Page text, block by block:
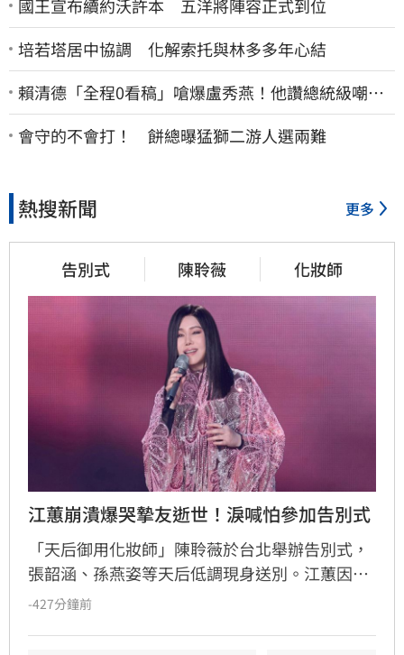
國王宣布續約沃許本 五洋將陣容正式到位
培若塔居中協調 化解索托與林多多年心結
賴清德「全程0看稿」嗆爆盧秀燕！他讚總統級嘲
諷：把8年總帳一次掀翻
會守的不會打！ 餅總曝猛獅二游人選兩難
熱搜新聞 更多
告別式 陳聆薇 化妝師
江蕙崩潰爆哭摯友逝世！淚喊怕參加告別式
「天后御用化妝師」陳聆薇於台北舉辦告別式，
張韶涵、孫燕姿等天后低調現身送別。江蕙因人
在國外無法出席，委託經紀人代為致意。江蕙經
-427分鐘前